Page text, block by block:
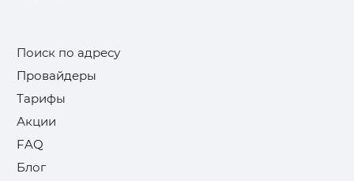
Поиск по адресу
Провайдеры
Тарифы
Акции
FAQ
Блог